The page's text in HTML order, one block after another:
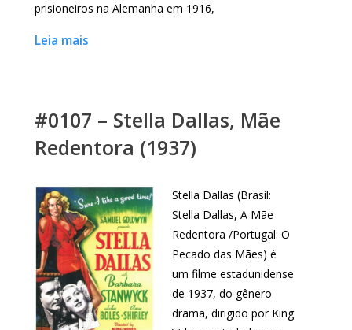
prisioneiros na Alemanha em 1916,
Leia mais
#0107 – Stella Dallas, Mãe
Redentora (1937)
Stella Dallas (Brasil:
Stella Dallas, A Mãe
Redentora /Portugal: O
Pecado das Mães) é
um filme estadunidense
de 1937, do gênero
drama, dirigido por King